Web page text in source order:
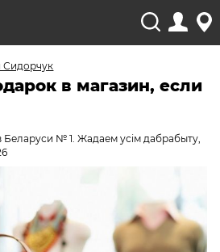
Сидорчук
в магазин, если
Беларуси № 1. Жадаем усiм дабрабыту,